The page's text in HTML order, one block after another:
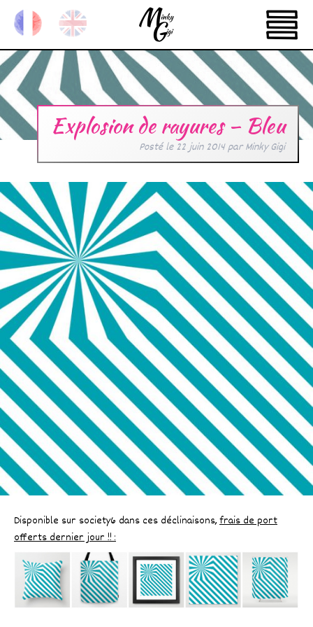
Explosion de rayures – Bleu
Posté le22 juin 2014parMinky Gigi
Disponible sur society6 dans ces déclinaisons,frais de port
offerts dernier jour !! :